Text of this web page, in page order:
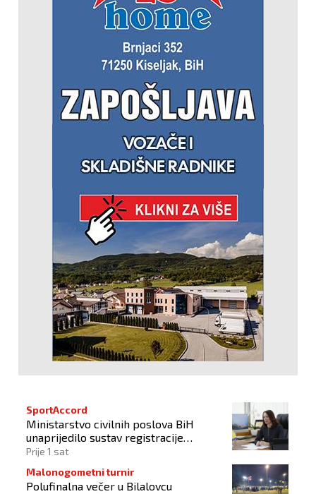
SportAccord
Ministarstvo civilnih poslova BiH
unaprijedilo sustav registracije
sportskih organizacija
Prije 1 sat
Malonogometni turnir
Polufinalna večer u Bilalovcu